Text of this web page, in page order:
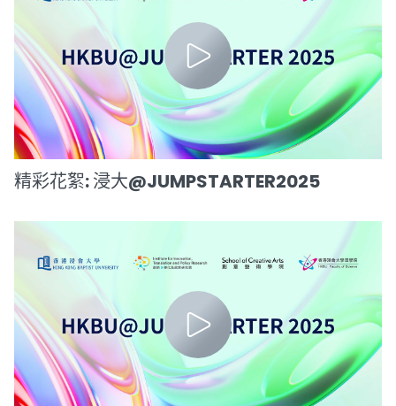
精彩花絮: 浸大@JUMPSTARTER2025